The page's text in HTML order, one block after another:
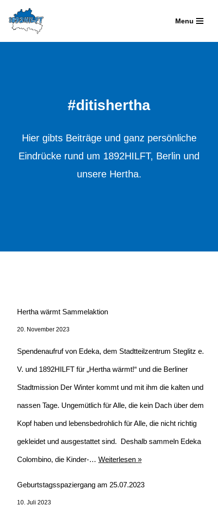
Zum
Menu
#ditishertha
Hier gibts Beiträge und ganz persönliche
Eindrücke rund um 1892HILFT, Berlin und
unsere Hertha.
Hertha wärmt Sammelaktion
20. November 2023
Spendenaufruf von Edeka, dem Stadtteilzentrum Steglitz e.
V. und 1892HILFT für „Hertha wärmt!“ und die Berliner
Stadtmission Der Winter kommt und mit ihm die kalten und
nassen Tage. Ungemütlich für Alle, die kein Dach über dem
Kopf haben und lebensbedrohlich für Alle, die nicht richtig
gekleidet und ausgestattet sind. Deshalb sammeln Edeka
Colombino, die Kinder-… Weiterlesen »
Geburtstagsspaziergang am 25.07.2023
10. Juli 2023